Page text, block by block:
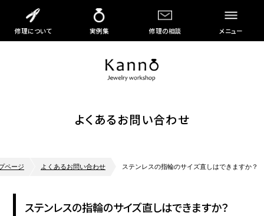
修理について 実例集 修理の相談 メニュー
よくあるお問い合わせ
ページ よくあるお問い合わせ ステンレスの指輪のサイズ直しはできますか？
ステンレスの指輪のサイズ直しはできますか？